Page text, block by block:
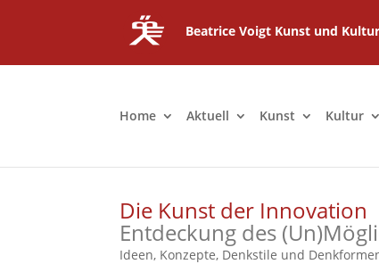
Beatrice Voigt Kunst und
Home Aktuell Kunst Kultur
Die Kunst der Innovation
Entdeckung des
Ideen, Konzepte, Denkstile und